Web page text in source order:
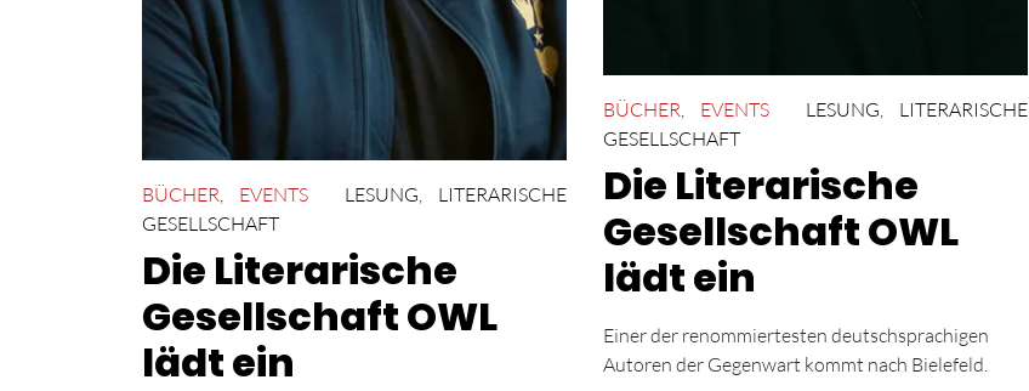
BÜCHER, EVENTS LESUNG, LITERARISCHE
GESELLSCHAFT
Die Literarische
Gesellschaft OWL
lädt ein
BÜCHER EVENTS LESUNG
LITERARISCHE
GESELLSCHAFT
Die Literarische
Gesellschaft OWL
lädt ein
Einer der renommiertesten deutschsprachigen
Autoren der Gegenwart kommt nach Bielefeld.